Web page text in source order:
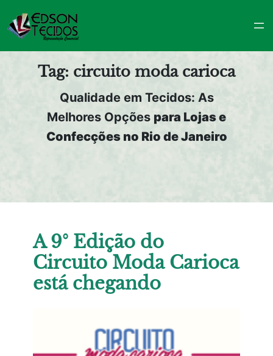
Pular
para
o
conteúdoTag: circuito moda carioca
Qualidade em Tecidos: As
Melhores Opções para Lojas e
Confecções no Rio de Janeiro
A 9° Edição do
Circuito Moda Carioca
está chegando